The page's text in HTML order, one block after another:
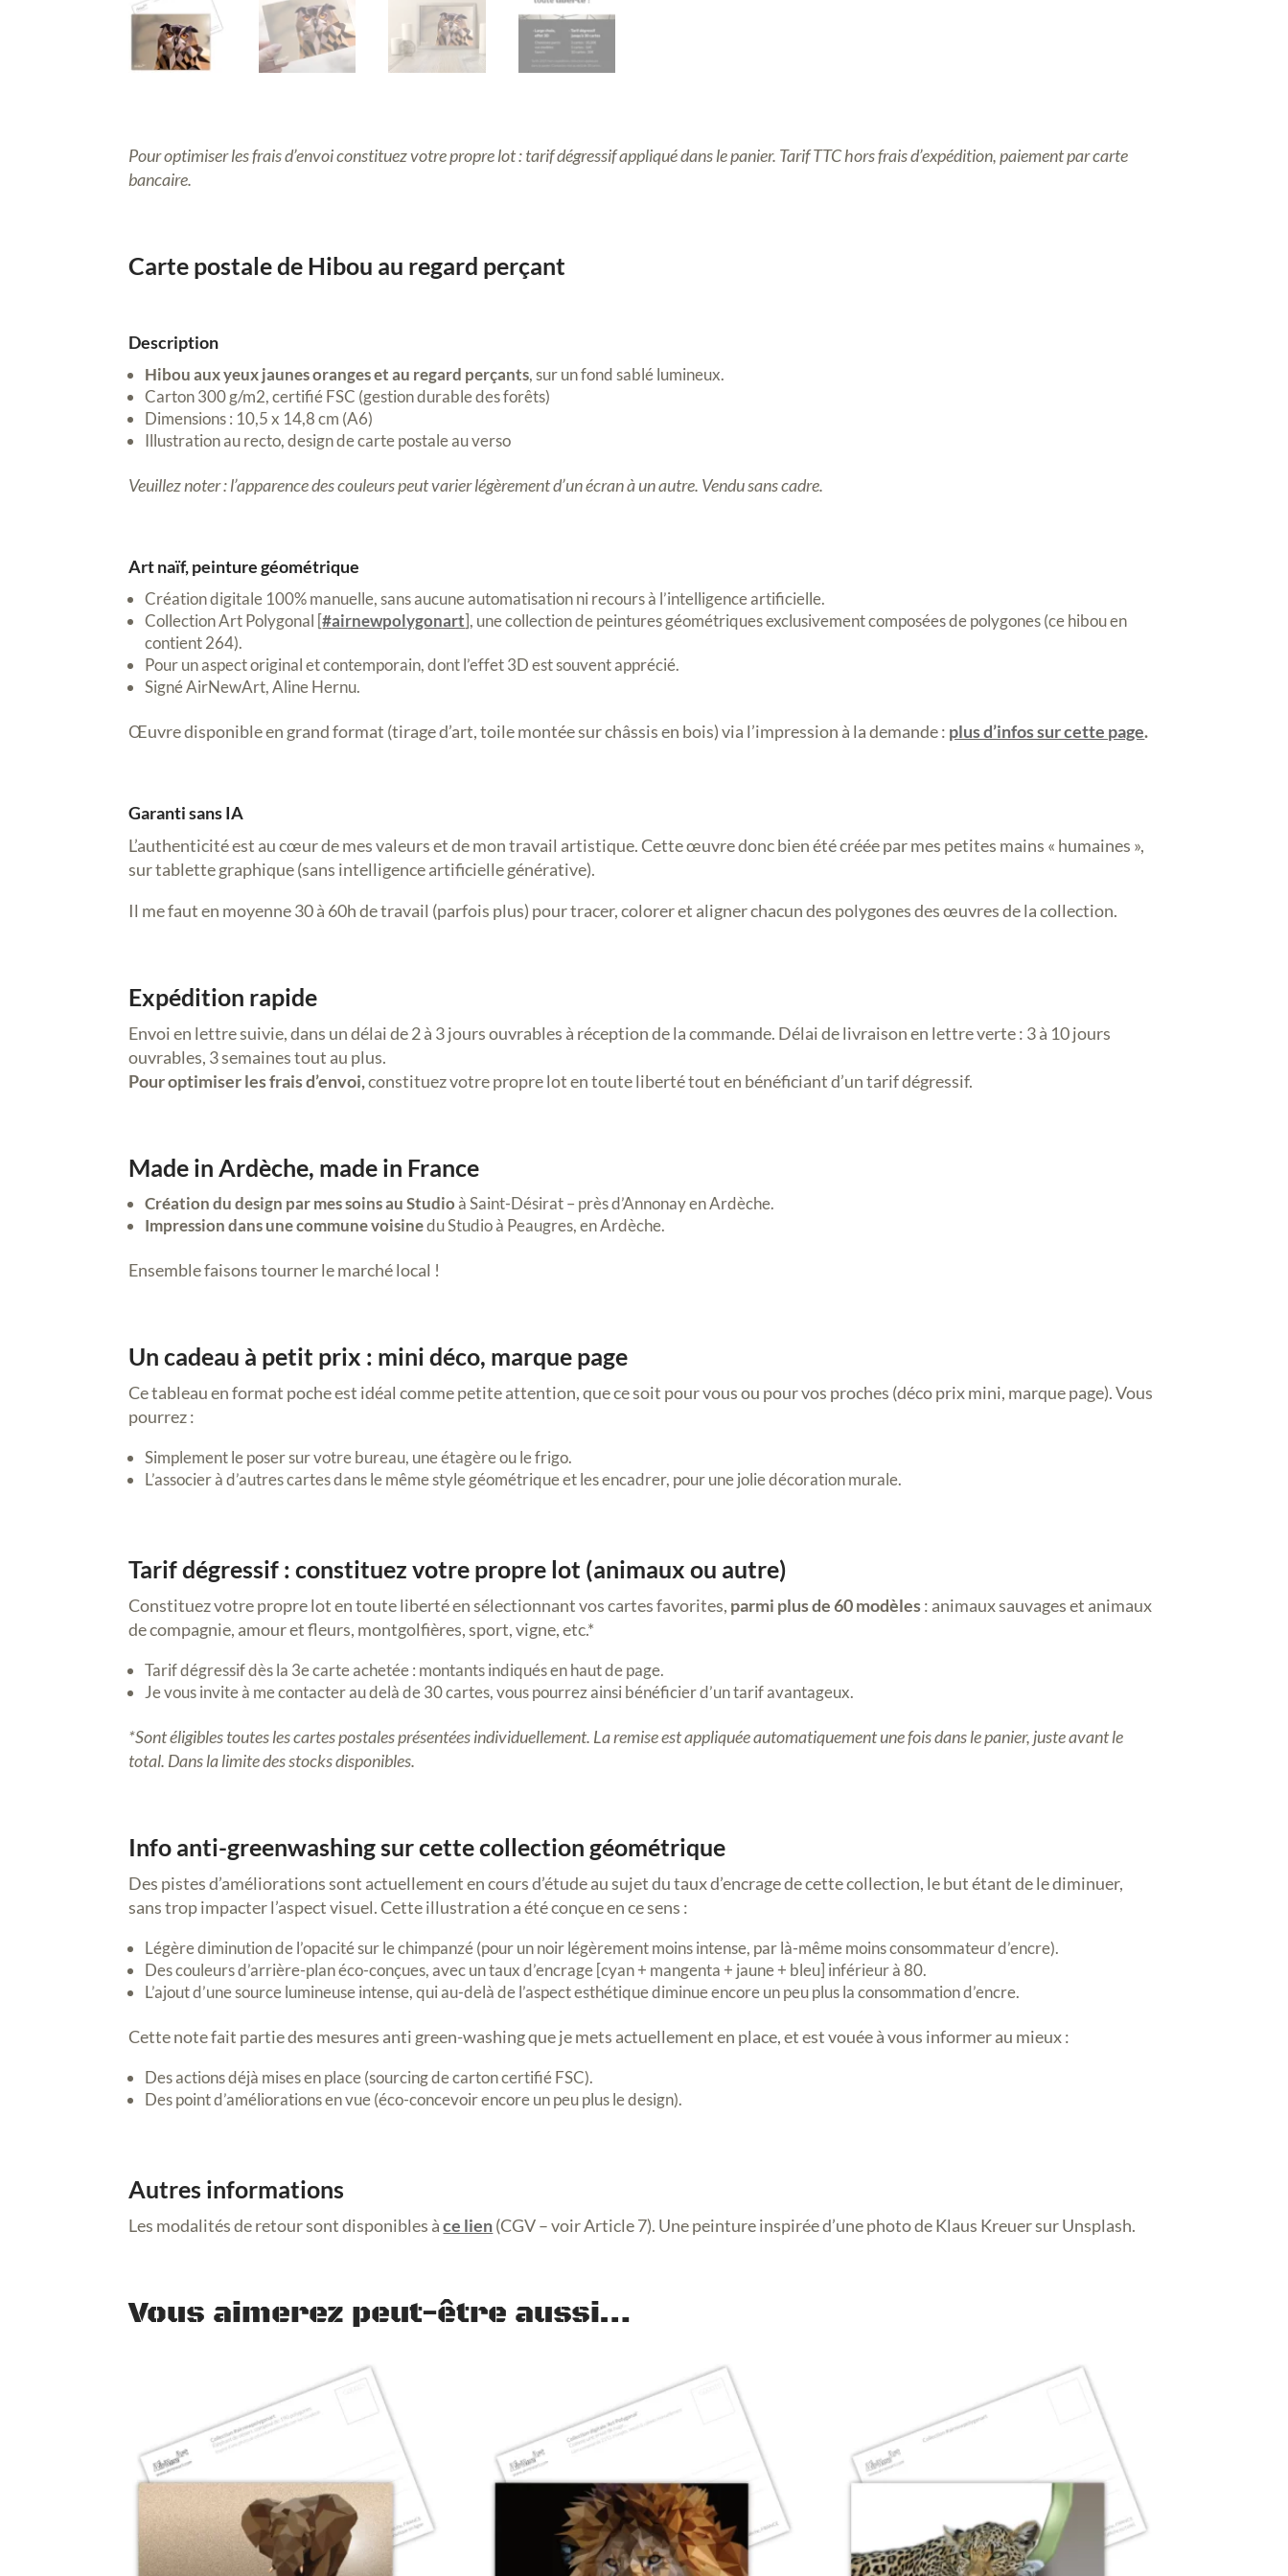
Pour optimiser les frais d’envoi constituez votre propre lot : tarif dégressif appliqué dans le panier. Tarif TTC hors frais d’expédition, paiement par carte
bancaire.
Carte postale de Hibou au regard perçant
Description
Hibou aux yeux jaunes oranges et au regard perçants, sur un fond sablé lumineux.
Carton 300 g/m2, certifié FSC (gestion durable des forêts)
Dimensions : 10,5 x 14,8 cm (A6)
Illustration au recto, design de carte postale au verso
Veuillez noter : l’apparence des couleurs peut varier légèrement d’un écran à un autre. Vendu sans cadre.
Art naïf, peinture géométrique
Création digitale 100% manuelle, sans aucune automatisation ni recours à l’intelligence artificielle.
Collection Art Polygonal [#airnewpolygonart], une collection de peintures géométriques exclusivement composées de polygones (ce hibou en
contient 264).
Pour un aspect original et contemporain, dont l’effet 3D est souvent apprécié.
Signé AirNewArt, Aline Hernu.
Œuvre disponible en grand format (tirage d’art, toile montée sur châssis en bois) via l’impression à la demande : plus d’infos sur cette page.
Garanti sans IA
L’authenticité est au cœur de mes valeurs et de mon travail artistique. Cette œuvre donc bien été créée par mes petites mains « humaines »,
sur tablette graphique (sans intelligence artificielle générative).
Il me faut en moyenne 30 à 60h de travail (parfois plus) pour tracer, colorer et aligner chacun des polygones des œuvres de la collection.
Expédition rapide
Envoi en lettre suivie, dans un délai de 2 à 3 jours ouvrables à réception de la commande. Délai de livraison en lettre verte : 3 à 10 jours
ouvrables, 3 semaines tout au plus.
Pour optimiser les frais d’envoi,constituez votre propre lot en toute liberté tout en bénéficiant d’un tarif dégressif.
Made in Ardèche, made in France
Création du design par mes soins au Studioà Saint-Désirat – près d’Annonay en Ardèche.
Impression dans une commune voisinedu Studio à Peaugres, en Ardèche.
Ensemble faisons tourner le marché local !
Un cadeau à petit prix : mini déco, marque page
Ce tableau en format poche est idéal comme petite attention, que ce soit pour vous ou pour vos proches (déco prix mini, marque page). Vous
pourrez :
Simplement le poser sur votre bureau, une étagère ou le frigo.
L’associer à d’autres cartes dans le même style géométrique et les encadrer, pour une jolie décoration murale.
Tarif dégressif : constituez votre propre lot (animaux ou autre)
Constituez votre propre lot en toute liberté en sélectionnant vos cartes favorites, parmi plus de 60 modèles: animaux sauvages et animaux
de compagnie, amour et fleurs, montgolfières, sport, vigne, etc.*
Tarif dégressif dès la 3e carte achetée : montants indiqués en haut de page.
Je vous invite à me contacter au delà de 30 cartes, vous pourrez ainsi bénéficier d’un tarif avantageux.
*Sont éligibles toutes les cartes postales présentées individuellement. La remise est appliquée automatiquement une fois dans le panier, juste avant le
total. Dans la limite des stocks disponibles.
Info anti-greenwashing sur cette collection géométrique
Des pistes d’améliorations sont actuellement en cours d’étude au sujet du taux d’encrage de cette collection, le but étant de le diminuer,
sans trop impacter l’aspect visuel. Cette illustration a été conçue en ce sens :
Légère diminution de l’opacité sur le chimpanzé (pour un noir légèrement moins intense, par là-même moins consommateur d’encre).
Des couleurs d’arrière-plan éco-conçues, avec un taux d’encrage [cyan + mangenta + jaune + bleu] inférieur à 80.
L’ajout d’une source lumineuse intense, qui au-delà de l’aspect esthétique diminue encore un peu plus la consommation d’encre.
Cette note fait partie des mesures anti green-washing que je mets actuellement en place, et est vouée à vous informer au mieux :
Des actions déjà mises en place (sourcing de carton certifié FSC).
Des point d’améliorations en vue (éco-concevoir encore un peu plus le design).
Autres informations
Les modalités de retour sont disponibles à ce lien(CGV – voir Article 7). Une peinture inspirée d’une photo de Klaus Kreuer sur Unsplash.
Vous aimerez peut-être aussi…